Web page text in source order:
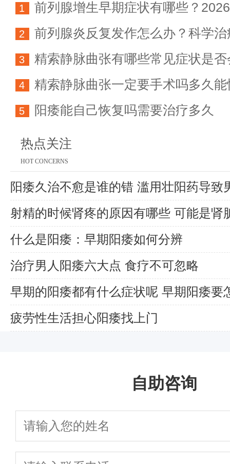
1
前列腺增生早期症状有哪些？
科学防治指南
2
前列腺炎反复发作怎么办？科学
方法详解
3
精索静脉曲张有哪些常见症状是
育能力
4 精索静脉曲张一定要手术吗多久能
5 阳痿能自己恢复吗需要治疗多久
热点关注
HOT CONCERNS
阳痿久治不愈是谁的错 滥用壮阳药导致
射精的时候肾疼的原因有哪些 可能是肾
什么是阳痿：早期阳痿如何分辨
治疗男人阳痿六大点 食疗不可忽略
早期的阳痿都有什么症状呢 早期阳痿要
好
疲劳性生活担心阳痿找上门
自助咨询